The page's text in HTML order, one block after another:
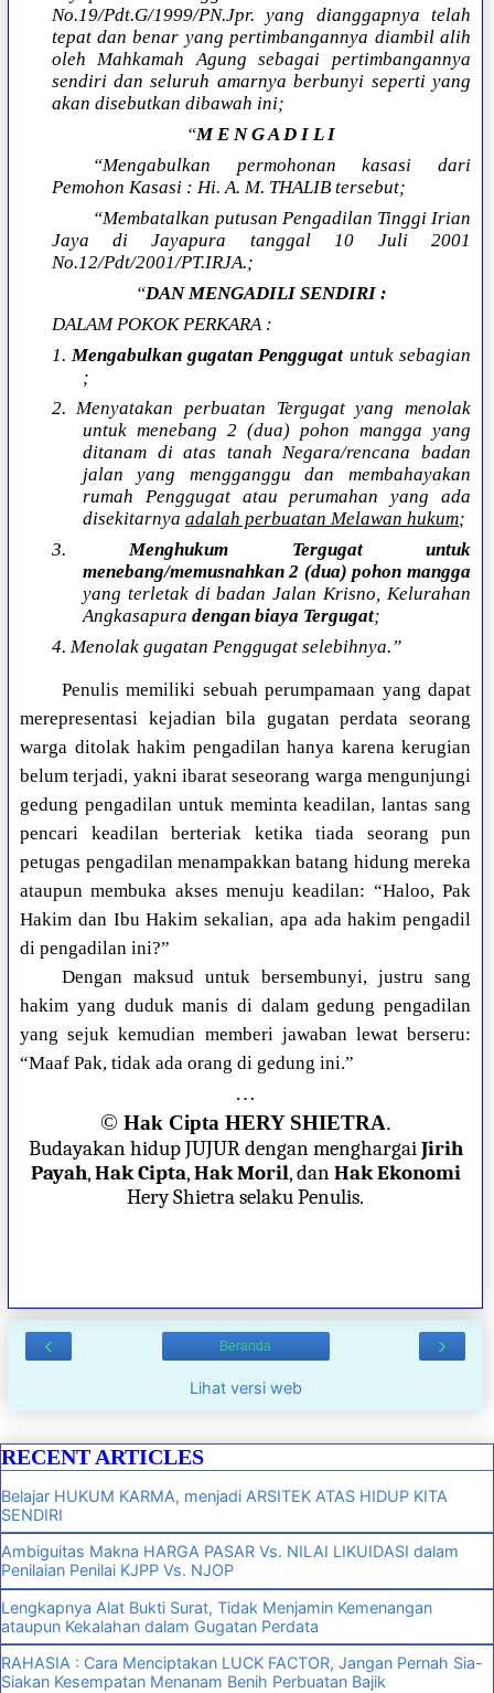
No.19/Pdt.G/1999/PN.Jpr. yang dianggapnya telah
tepat dan benar yang pertimbangannya diambil alih
oleh Mahkamah Agung sebagai pertimbangannya
sendiri dan seluruh amarnya berbunyi seperti yang
akan disebutkan dibawah ini;
“M E N G A D I L I
“Mengabulkan permohonan kasasi dari
Pemohon Kasasi : Hi. A. M. THALIB tersebut;
“Membatalkan putusan Pengadilan Tinggi Irian
Jaya di Jayapura tanggal 10 Juli 2001
No.12/Pdt/2001/PT.IRJA.;
“DAN MENGADILI SENDIRI :
DALAM POKOK PERKARA :
1.Mengabulkan gugatan Penggugat untuk sebagian
;
2. Menyatakan perbuatan Tergugat yang menolak
untuk menebang 2 (dua) pohon mangga yang
ditanam di atas tanah Negara/rencana badan
jalan yang mengganggu dan membahayakan
rumah Penggugat atau perumahan yang ada
disekitarnya adalah perbuatan Melawan hukum;
3.Menghukum Tergugat untuk
menebang/memusnahkan 2 (dua) pohon mangga
yang terletak di badan Jalan Krisno, Kelurahan
Angkasapura dengan biaya Tergugat;
4. Menolak gugatan Penggugat selebihnya.”
Penulis memiliki sebuah perumpamaan yang dapat
merepresentasi kejadian bila gugatan perdata seorang
warga ditolak hakim pengadilan hanya karena kerugian
belum terjadi, yakni ibarat seseorang warga mengunjungi
gedung pengadilan untuk meminta keadilan, lantas sang
pencari keadilan berteriak ketika tiada seorang pun
petugas pengadilan menampakkan batang hidung mereka
ataupun membuka akses menuju keadilan: “Haloo, Pak
Hakim dan Ibu Hakim sekalian, apa ada hakim pengadil
di pengadilan ini?”
Dengan maksud untuk bersembunyi, justru sang
hakim yang duduk manis di dalam gedung pengadilan
yang sejuk kemudian memberi jawaban lewat berseru:
“Maaf Pak, tidak ada orang di gedung ini.”
…
© Hak Cipta HERY SHIETRA.
Budayakan hidup JUJUR dengan menghargaiJirih
Payah,Hak Cipta,Hak Moril, danHak Ekonomi
Hery Shietra selaku Penulis.
‹ ›
Beranda
Lihat versi web
RECENT ARTICLES
Belajar HUKUM KARMA, menjadi ARSITEK ATAS HIDUP KITA
SENDIRI
Ambiguitas Makna HARGA PASAR Vs. NILAI LIKUIDASI dalam
Penilaian Penilai KJPP Vs. NJOP
Lengkapnya Alat Bukti Surat, Tidak Menjamin Kemenangan
ataupun Kekalahan dalam Gugatan Perdata
RAHASIA : Cara Menciptakan LUCK FACTOR, Jangan Pernah Sia-
Siakan Kesempatan Menanam Benih Perbuatan Bajik